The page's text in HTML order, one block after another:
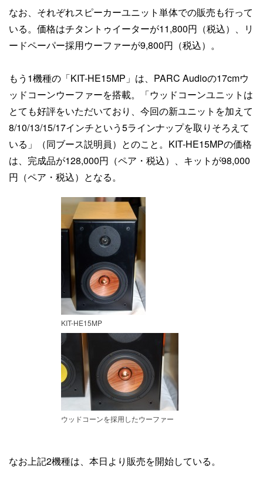
なお、それぞれスピーカーユニット単体での販売も行って
いる。価格はチタントゥイーターが11,800円（税込）、リ
ードペーパー採用ウーファーが9,800円（税込）。
もう1機種の「KIT-HE15MP」は、PARC Audioの17cmウ
ッドコーンウーファーを搭載。「ウッドコーンユニットは
とても好評をいただいており、今回の新ユニットを加えて
8/10/13/15/17インチという5ラインナップを取りそろえて
いる」（同ブース説明員）とのこと。KIT-HE15MPの価格
は、完成品が128,000円（ペア・税込）、キットが98,000
円（ペア・税込）となる。
KIT-HE15MP
ウッドコーンを採用したウーファー
なお上記2機種は、本日より販売を開始している。